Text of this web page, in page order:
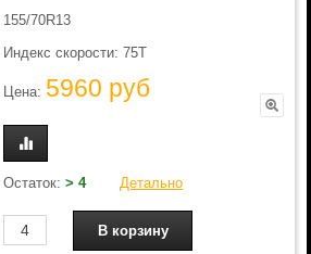
155/70R13
Индекс скорости: 75T
Цена: 5960 руб
Остаток:> 4 Детально